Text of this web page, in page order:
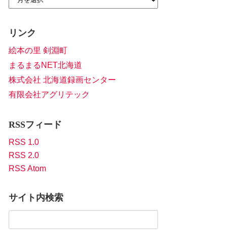
リンク
絵本の里 剣淵町
まるまるNET北海道
株式会社 北海道録画センター
有限会社アグリテック
RSSフィード
RSS 1.0
RSS 2.0
RSS Atom
サイト内検索